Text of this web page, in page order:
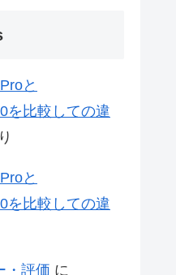
と
を比較しての違
と
を比較しての違
・評価 に